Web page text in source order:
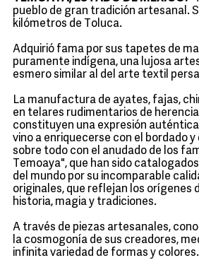
pueblo de gran tradición artesanal.
kilómetros de Toluca.
Adquirió fama por sus tapetes de
puramente indígena, una lujosa
esmero similar al del arte textil
La manufactura de ayates, fajas,
en telares rudimentarios de
constituyen una expresión
vino a enriquecerse con el bordado y
sobre todo con el anudado de los
Temoaya", que han sido
del mundo por su incomparable
originales, que reflejan los orígenes
historia, magia y tradiciones.
A través de piezas artesanales,
la cosmogonía de sus creadores,
infinita variedad de formas y colores.